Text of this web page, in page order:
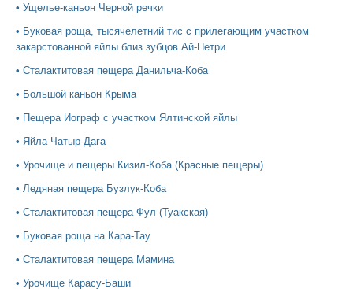
• Ущелье-каньон Черной речки
• Буковая роща, тысячелетний тис с прилегающим участком
закарстованной яйлы близ зубцов Ай-Петри
• Сталактитовая пещера Данильча-Коба
• Большой каньон Крыма
• Пещера Иограф с участком Ялтинской яйлы
• Яйла Чатыр-Дага
• Урочище и пещеры Кизил-Коба (Красные пещеры)
• Ледяная пещера Бузлук-Коба
• Сталактитовая пещера Фул (Туакская)
• Буковая роща на Кара-Тау
• Сталактитовая пещера Мамина
• Урочище Карасу-Баши